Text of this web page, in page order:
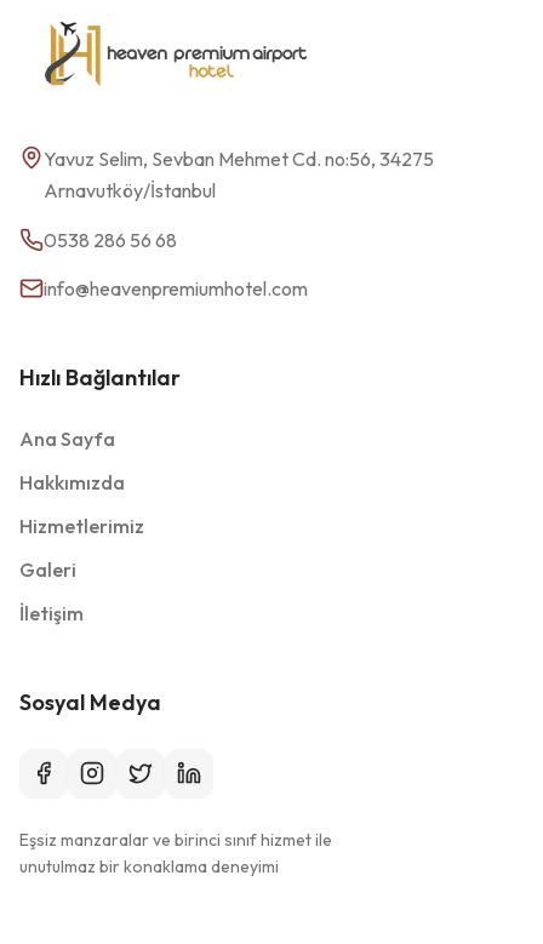
Yavuz Selim, Sevban Mehmet Cd. no:56, 34275
Arnavutköy/İstanbul
0538 286 56 68
info@heavenpremiumhotel.com
Hızlı Bağlantılar
Ana Sayfa
Hakkımızda
Hizmetlerimiz
Galeri
İletişim
Sosyal Medya
Eşsiz manzaralar ve birinci sınıf hizmet ile
unutulmaz bir konaklama deneyimi